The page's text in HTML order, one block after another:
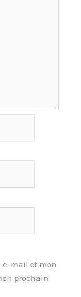
e-mail et mon
prochain